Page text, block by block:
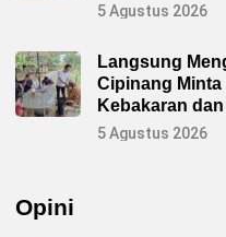
5 Agustus 2026
Langsung
Cipinang
Kebakaran
5 Agustus 2026
Opini